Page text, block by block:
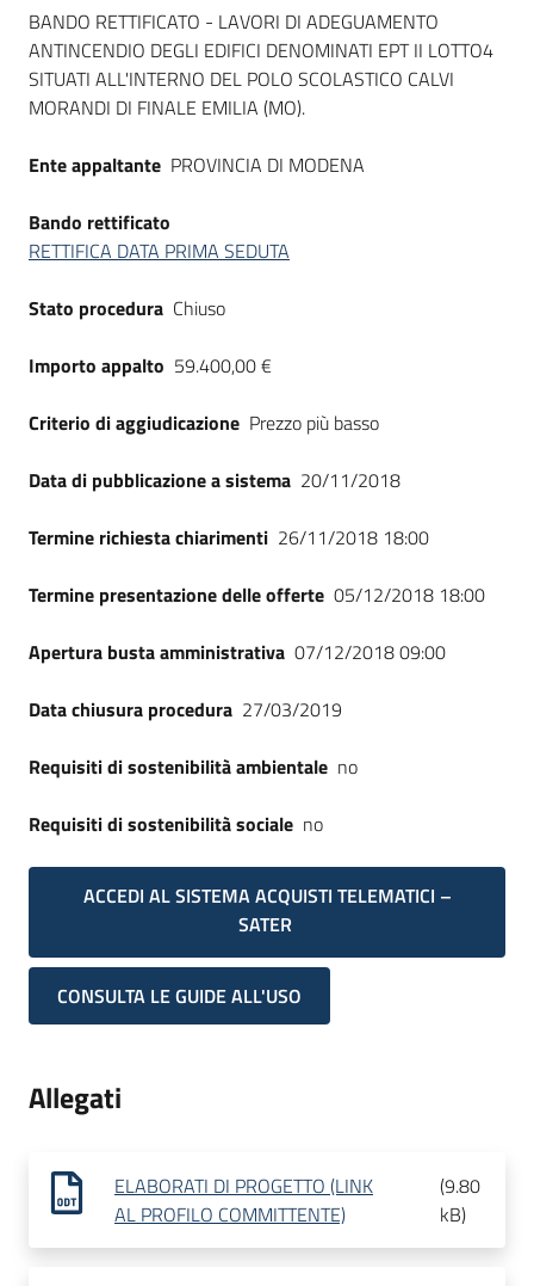
Dati del bando
BANDO RETTIFICATO - LAVORI DI ADEGUAMENTO
ANTINCENDIO DEGLI EDIFICI DENOMINATI EPT II LOTTO4
SITUATI ALL'INTERNO DEL POLO SCOLASTICO CALVI
MORANDI DI FINALE EMILIA (MO).
Ente appaltante PROVINCIA DI MODENA
Bando rettificato
RETTIFICA DATA PRIMA SEDUTA
Stato procedura Chiuso
Importo appalto 59.400,00 €
Criterio di aggiudicazione Prezzo più basso
Data di pubblicazione a sistema 20/11/2018
Termine richiesta chiarimenti 26/11/2018 18:00
Termine presentazione delle offerte 05/12/2018 18:00
Apertura busta amministrativa 07/12/2018 09:00
Data chiusura procedura 27/03/2019
Requisiti di sostenibilità ambientale no
Requisiti di sostenibilità sociale no
ACCEDI AL SISTEMA ACQUISTI TELEMATICI –
SATER
CONSULTA LE GUIDE ALL'USO
Allegati
ELABORATI DI PROGETTO (LINK
AL PROFILO COMMITTENTE)
(9.80
kB)